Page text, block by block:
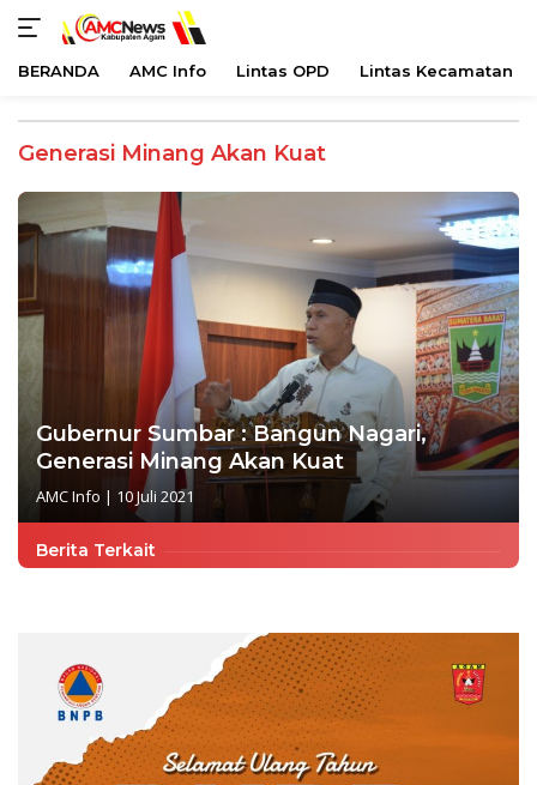
konten
BERANDA AMC Info Lintas OPD Lintas Kecamatan
Generasi Minang Akan Kuat
Gubernur Sumbar : Bangun Nagari,
Generasi Minang Akan Kuat
AMC Info | 10 Juli 2021
Berita Terkait